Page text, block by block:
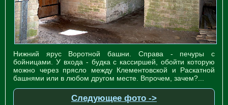
Нижний ярус Воротной башни. Справа - печуры с
бойницами. У входа - будка с кассиршей, обойти которую
можно через прясло между Клементовской и Раскатной
башнями или в любом другом месте. Впрочем, зачем?...
Следующее фото ->